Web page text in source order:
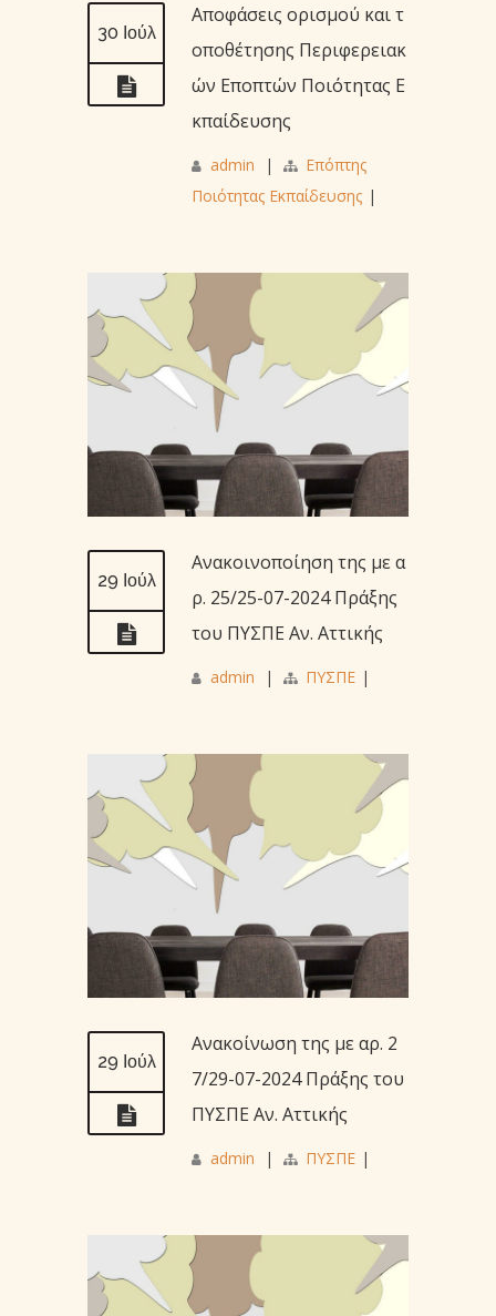
30 Ιούλ
Αποφάσεις ορισμού και τ
οποθέτησης Περιφερειακ
ών Εποπτών Ποιότητας Ε
κπαίδευσης
admin |
Επόπτης
Ποιότητας Εκπαίδευσης |
29 Ιούλ
Ανακοινοποίηση της με α
ρ. 25/25-07-2024 Πράξης
του ΠΥΣΠΕ Αν. Αττικής
admin | ΠΥΣΠΕ |
29 Ιούλ
Ανακοίνωση της με αρ. 2
7/29-07-2024 Πράξης του
ΠΥΣΠΕ Αν. Αττικής
admin | ΠΥΣΠΕ |